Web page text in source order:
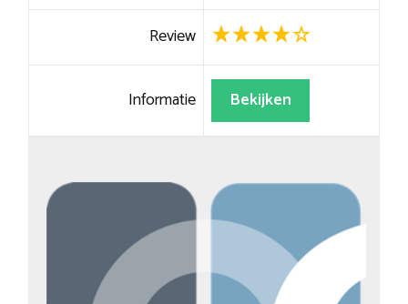
Review
Informatie Bekijken